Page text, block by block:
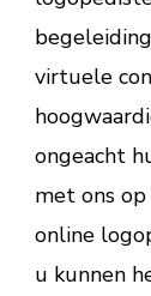
virtuele
ongeacht
met ons
online
u kunnen